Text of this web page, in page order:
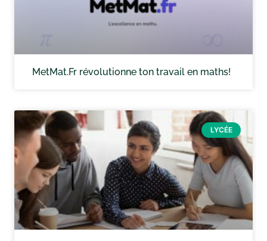
MetMat.Fr révolutionne ton travail en maths!
LYCÉE